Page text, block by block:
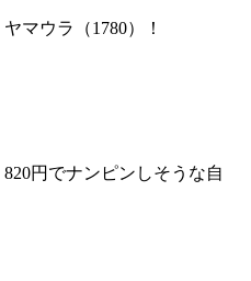
ヤマウラ（1780）！
円でナンピンしそうな自